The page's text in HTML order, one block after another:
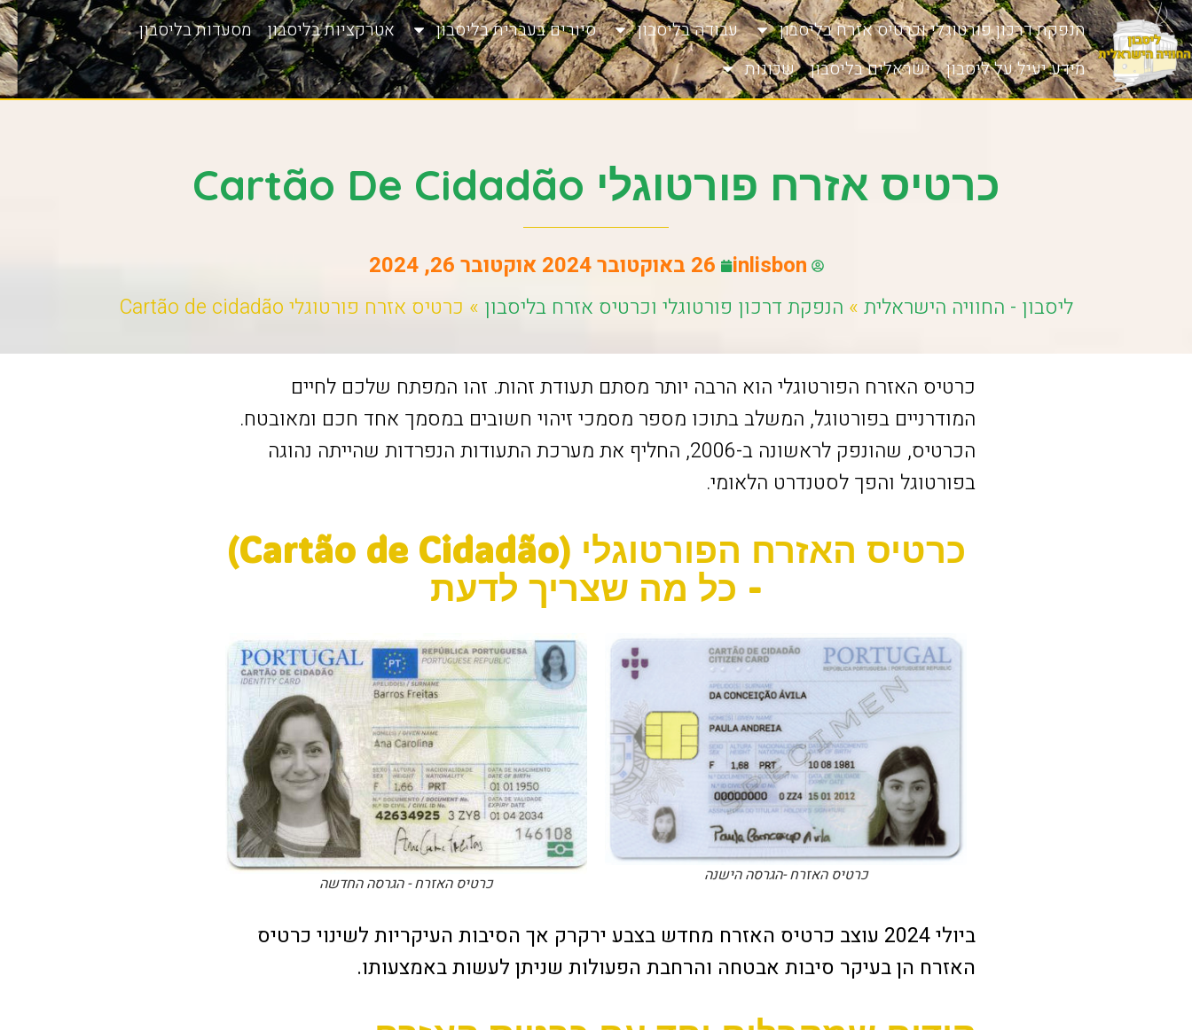
הנפקת דרכון פורטוגלי וכרטיס אזרח בליסבון עבודה בליסבון סיורים בעברית בליסבון אטרקציות בליסבון
מסעדות בליסבון
מידע יעיל על ליסבון
ישראלים בליסבון שכונות
כרטיס אזרח פורטוגלי Cartão De Cidadão
inlisbon 26 באוקטובר 2024 אוקטובר 26, 2024
ליסבון - החוויה הישראלית » הנפקת דרכון פורטוגלי וכרטיס אזרח בליסבון » כרטיס אזרח פורטוגלי Cartão de cidadão
כרטיס האזרח הפורטוגלי הוא הרבה יותר מסתם תעודת זהות. זהו המפתח שלכם לחיים
המודרניים בפורטוגל, המשלב בתוכו מספר מסמכי זיהוי חשובים במסמך אחד חכם ומאובטח.
הכרטיס, שהונפק לראשונה ב-2006, החליף את מערכת התעודות הנפרדות שהייתה נהוגה
בפורטוגל והפך לסטנדרט הלאומי.
כרטיס האזרח הפורטוגלי (Cartão de Cidadão)
- כל מה שצריך לדעת
כרטיס האזרח -הגרסה הישנה כרטיס האזרח - הגרסה החדשה
ביולי 2024 עוצב כרטיס האזרח מחדש בצבע ירקרק אך הסיבות העיקריות לשינוי כרטיס
האזרח הן בעיקר סיבות אבטחה והרחבת הפעולות שניתן לעשות באמצעותו.